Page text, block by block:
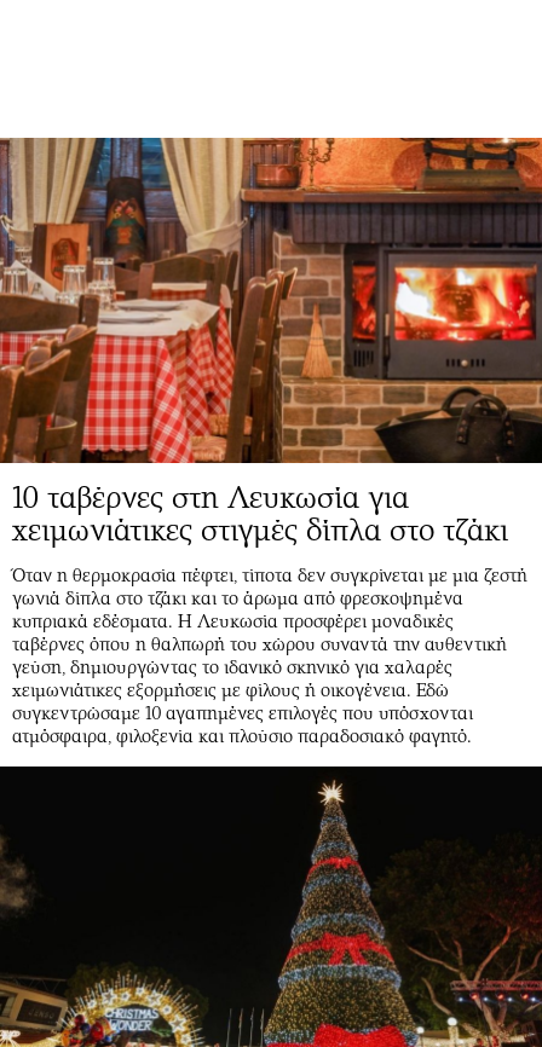
10 ταβέρνες στη Λευκωσία για
χειμωνιάτικες στιγμές δίπλα στο τζάκι
Όταν η θερμοκρασία πέφτει, τίποτα δεν συγκρίνεται με μια ζεστή
γωνιά δίπλα στο τζάκι και το άρωμα από φρεσκοψημένα
κυπριακά εδέσματα. Η Λευκωσία προσφέρει μοναδικές
ταβέρνες όπου η θαλπωρή του χώρου συναντά την αυθεντική
γεύση, δημιουργώντας το ιδανικό σκηνικό για χαλαρές
χειμωνιάτικες εξορμήσεις με φίλους ή οικογένεια. Εδώ
συγκεντρώσαμε 10 αγαπημένες επιλογές που υπόσχονται
ατμόσφαιρα, φιλοξενία και πλούσιο παραδοσιακό φαγητό.